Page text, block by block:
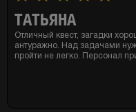
ТАТЬЯНА
Отличный квест, загадки
антуражно. Над задачами
пройти не легко. Персонал